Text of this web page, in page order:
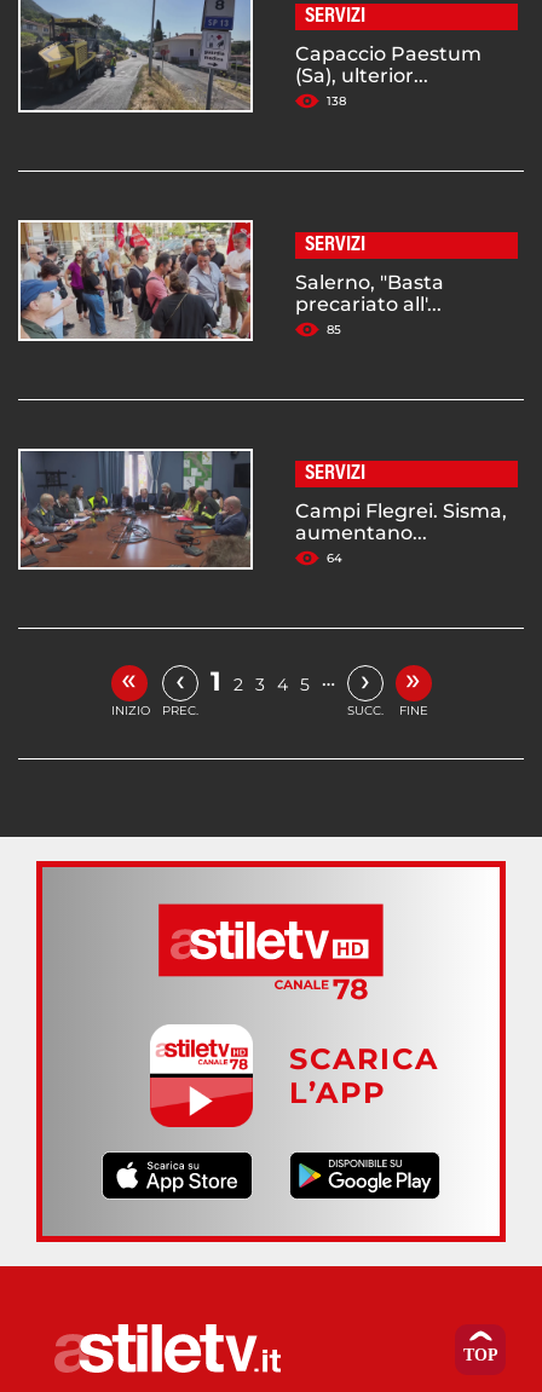
SERVIZI
Capaccio Paestum
(Sa), ulterior...
138
SERVIZI
Salerno, "Basta
precariato all'...
85
SERVIZI
Campi Flegrei. Sisma,
aumentano...
64
«
INIZIO
‹
PREC.
1 2 3 4 5 … ›
SUCC.
»
FINE
SCARICA
L’APP